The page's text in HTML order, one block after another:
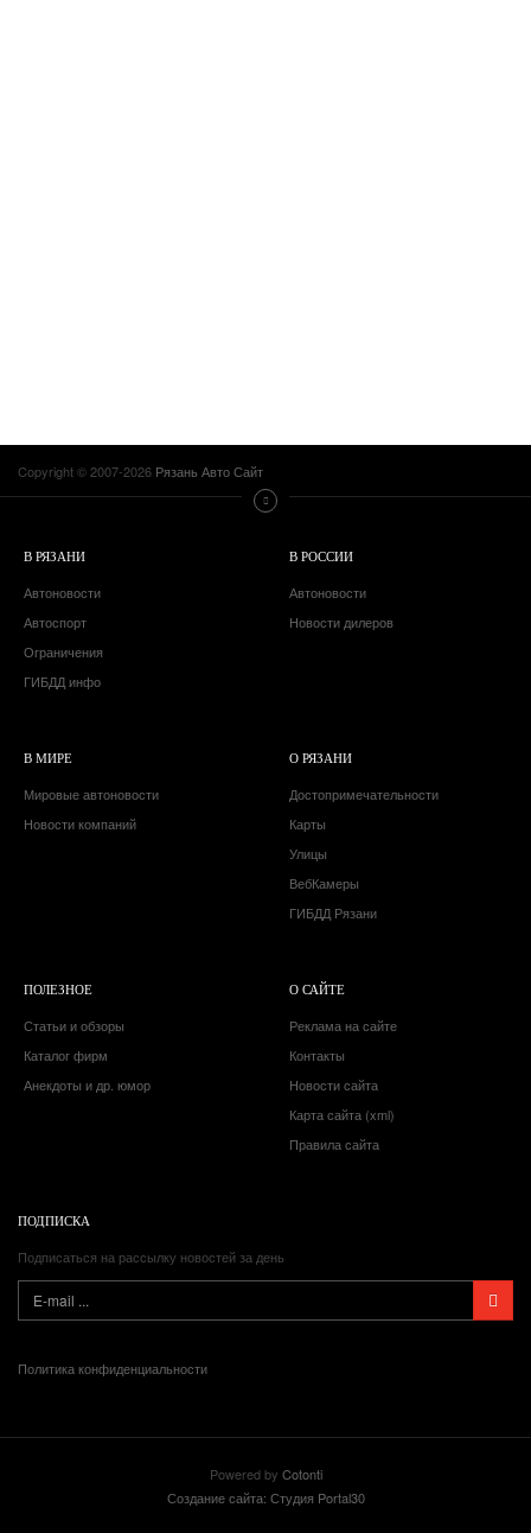
Copyright © 2007-2026 Рязань Авто Сайт
В РЯЗАНИ
Автоновости
Автоспорт
Ограничения
ГИБДД инфо
В РОССИИ
Автоновости
Новости дилеров
В МИРЕ
Мировые автоновости
Новости компаний
О РЯЗАНИ
Достопримечательности
Карты
Улицы
ВебКамеры
ГИБДД Рязани
ПОЛЕЗНОЕ
Статьи и обзоры
Каталог фирм
Анекдоты и др. юмор
О САЙТЕ
Реклама на сайте
Контакты
Новости сайта
Карта сайта (xml)
Правила сайта
ПОДПИСКА
Подписаться на рассылку новостей за день
Политика конфиденциальности
Powered by Cotonti
Создание сайта: Студия Portal30